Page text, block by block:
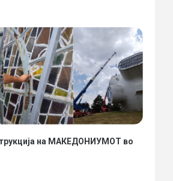
на МАКЕДОНИУМОТ во